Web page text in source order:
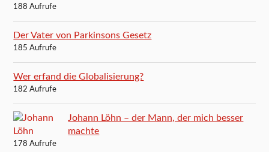
188 Aufrufe
Der Vater von Parkinsons Gesetz
185 Aufrufe
Wer erfand die Globalisierung?
182 Aufrufe
Johann Löhn – der Mann, der mich besser
machte
178 Aufrufe